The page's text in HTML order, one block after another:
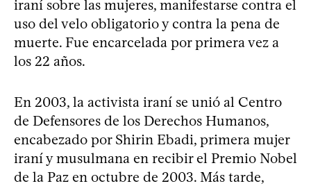
iraní sobre las mujeres, manifestarse contra el
uso del velo obligatorio y contra la pena de
muerte. Fue encarcelada por primera vez a
los 22 años.
En 2003, la activista iraní se unió al Centro
de Defensores de los Derechos Humanos,
encabezado por Shirin Ebadi, primera mujer
iraní y musulmana en recibir el Premio Nobel
de la Paz en octubre de 2003. Más tarde,